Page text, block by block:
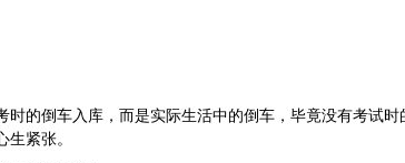
时的倒车入库，而是实际生活中的倒车，毕竟没有考试时
紧张。